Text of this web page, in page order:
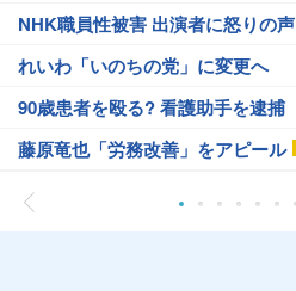
NHK職員性被害 出演者に怒りの声
れいわ「いのちの党」に変更へ
90歳患者を殴る? 看護助手を逮捕
藤原竜也「労務改善」をアピール